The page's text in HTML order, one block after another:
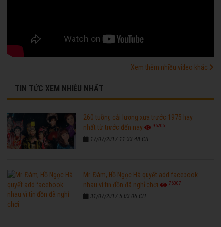
Xem thêm nhiều video khác
TIN TỨC XEM NHIỀU NHẤT
260 tuồng cải lương xưa trước 1975 hay
nhất từ trước đến nay
96205
17/07/2017 11:33:48 CH
Mr. Đàm, Hồ Ngọc Hà quyết add facebook
nhau vì tin đồn đã nghỉ chơi
76307
31/07/2017 5:03:06 CH